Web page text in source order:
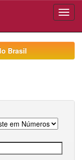
Brasil